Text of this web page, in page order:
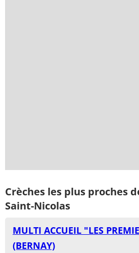
Crèches les plus proches
Saint-Nicolas
MULTI ACCUEIL "LES
(BERNAY)